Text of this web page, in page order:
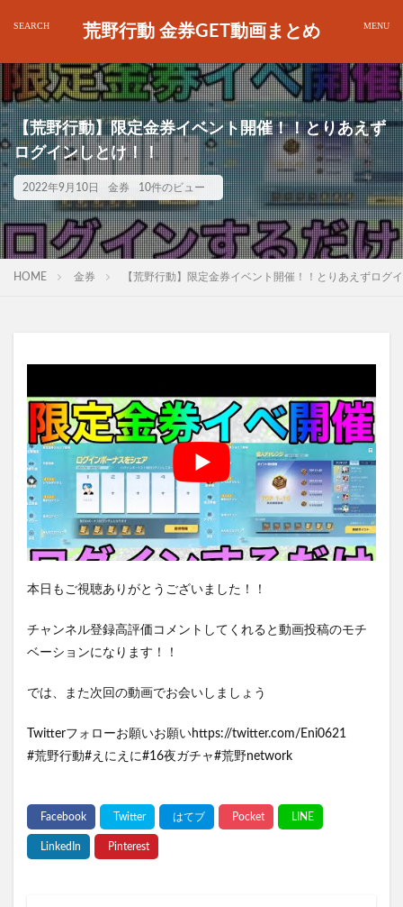
荒野行動 金券GET動画まとめ
【荒野行動】限定金券イベント開催！！とりあえず
ログインしとけ！！
2022年9月10日 金券 10件のビュー
HOME 金券 【荒野行動】限定金券イベント開催！！とりあえずログ
本日もご視聴ありがとうございました！！
チャンネル登録高評価コメントしてくれると動画投稿のモチ
ベーションになります！！
では、また次回の動画でお会いしましょう
Twitterフォローお願いお願いhttps://twitter.com/Eni0621
#荒野行動#えにえに#16夜ガチャ#荒野network